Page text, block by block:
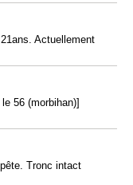
Actuellement
56 (morbihan)]
Tronc intact